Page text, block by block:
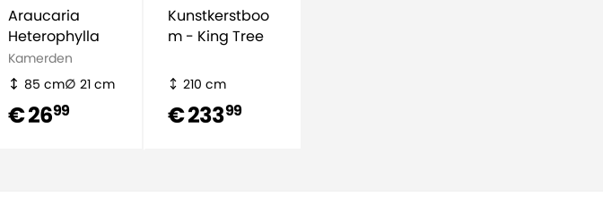
Araucaria
Heterophylla
Kamerden
85 cm
21 cm
€ 2699
Kunstkerstboo
m - King Tree
210 cm
€ 23399